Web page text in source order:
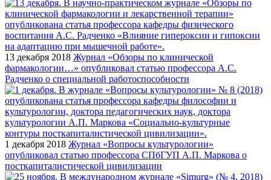
13 декабря 2018 Журнал «Обзоры по клинической
фармакологии…» опубликовал статью профессора А.С.
Радченко о специальной работоспособности
1 декабря 2018 Журнал «Вопросы культурологии»
опубликовал статью профессора СПбГУП А.П. Маркова о
посткапиталистической цивилизации